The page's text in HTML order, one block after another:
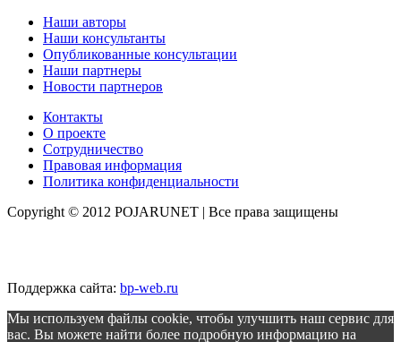
Наши авторы
Наши консультанты
Опубликованные консультации
Наши партнеры
Новости партнеров
Контакты
О проекте
Сотрудничество
Правовая информация
Политика конфиденциальности
Copyright © 2012 POJARUNET | Все права защищены
Поддержка сайта: bp-web.ru
Мы используем файлы cookie, чтобы улучшить наш сервис для
вас. Вы можете найти более подробную информацию на